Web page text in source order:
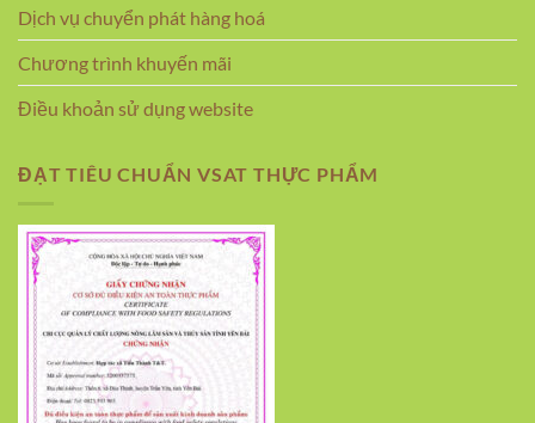
Dịch vụ chuyển phát hàng hoá
Chương trình khuyến mãi
Điều khoản sử dụng website
ĐẠT TIÊU CHUẨN VSAT THỰC PHẨM